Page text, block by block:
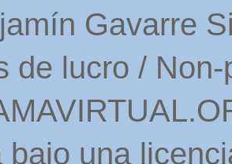
Gavarre
de lucro /
bajo una